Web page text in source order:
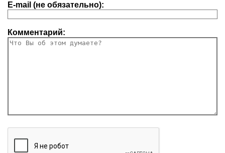
E-mail (не обязательно):
Комментарий: